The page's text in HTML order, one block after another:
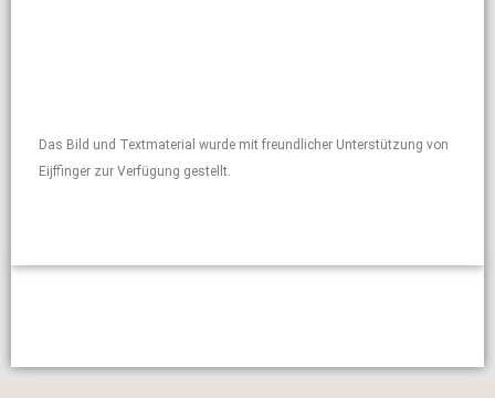
Das Bild und Textmaterial wurde mit freundlicher Unterstützung von
Eijffinger zur Verfügung gestellt.